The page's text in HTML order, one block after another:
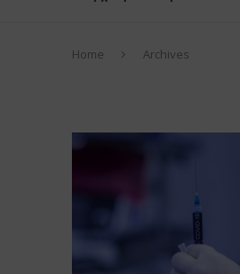
Home Archives